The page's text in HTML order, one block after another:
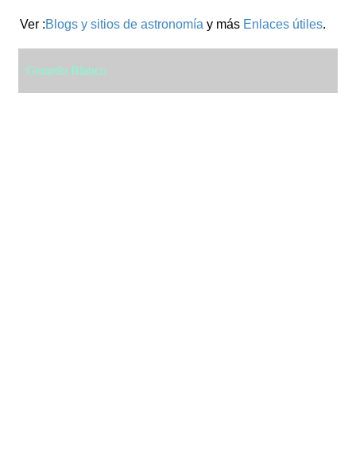
Ver :Blogs y sitios de astronomía y más Enlaces útiles.
Gerardo Blanco